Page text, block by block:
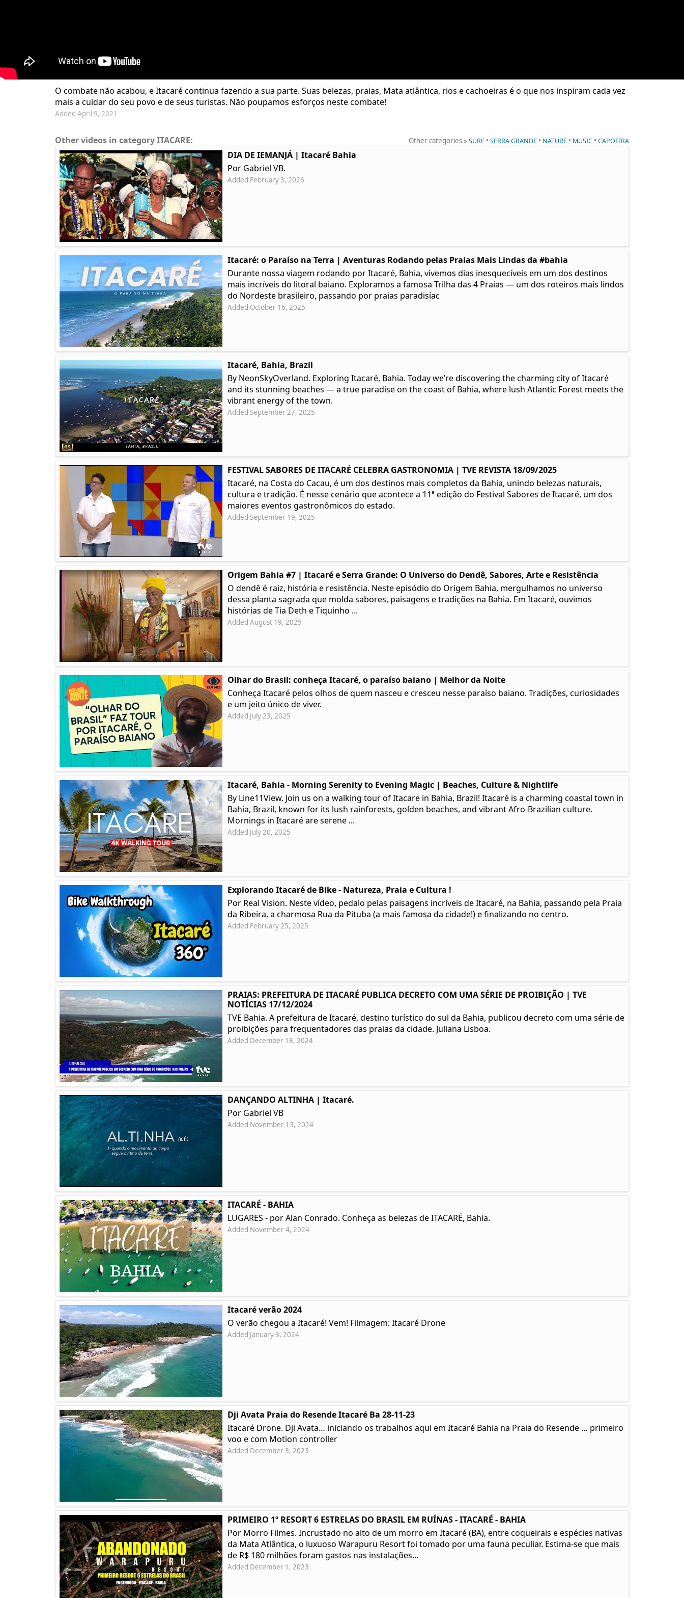
O combate não acabou, e Itacaré continua fazendo a sua parte. Suas belezas, praias, Mata atlântica, rios e cachoeiras é o que nos inspiram cada vez
mais a cuidar do seu povo e de seus turistas. Não poupamos esforços neste combate!
Added April 9, 2021
Other categories »SURF •SERRA GRANDE • NATURE • MUSIC •CAPOEIRA
Other videos in category ITACARE:
DIA DE IEMANJÁ | Itacaré Bahia
Por Gabriel VB.
Added February 3, 2026
Itacaré: o Paraíso na Terra | Aventuras Rodando pelas Praias Mais Lindas da #bahia
Durante nossa viagem rodando por Itacaré, Bahia, vivemos dias inesquecíveis em um dos destinos
mais incríveis do litoral baiano. Exploramos a famosa Trilha das 4 Praias — um dos roteiros mais lindos
do Nordeste brasileiro, passando por praias paradisíac
Added October 16, 2025
Itacaré, Bahia, Brazil
By NeonSkyOverland. Exploring Itacaré, Bahia. Today we’re discovering the charming city of Itacaré
and its stunning beaches — a true paradise on the coast of Bahia, where lush Atlantic Forest meets the
vibrant energy of the town.
Added September 27, 2025
FESTIVAL SABORES DE ITACARÉ CELEBRA GASTRONOMIA | TVE REVISTA 18/09/2025
Itacaré, na Costa do Cacau, é um dos destinos mais completos da Bahia, unindo belezas naturais,
cultura e tradição. É nesse cenário que acontece a 11ª edição do Festival Sabores de Itacaré, um dos
maiores eventos gastronômicos do estado.
Added September 19, 2025
Origem Bahia #7 | Itacaré e Serra Grande: O Universo do Dendê, Sabores, Arte e Resistência
O dendê é raiz, história e resistência. Neste episódio do Origem Bahia, mergulhamos no universo
dessa planta sagrada que molda sabores, paisagens e tradições na Bahia. Em Itacaré, ouvimos
histórias de Tia Deth e Tiquinho ...
Added August 19, 2025
Olhar do Brasil: conheça Itacaré, o paraíso baiano | Melhor da Noite
Conheça Itacaré pelos olhos de quem nasceu e cresceu nesse paraíso baiano. Tradições, curiosidades
e um jeito único de viver.
Added July 23, 2025
Itacaré, Bahia - Morning Serenity to Evening Magic | Beaches, Culture & Nightlife
By Line11View. Join us on a walking tour of Itacare in Bahia, Brazil! Itacaré is a charming coastal town in
Bahia, Brazil, known for its lush rainforests, golden beaches, and vibrant Afro-Brazilian culture.
Mornings in Itacaré are serene ...
Added July 20, 2025
Explorando Itacaré de Bike - Natureza, Praia e Cultura !
Por Real Vision. Neste vídeo, pedalo pelas paisagens incríveis de Itacaré, na Bahia, passando pela Praia
da Ribeira, a charmosa Rua da Pituba (a mais famosa da cidade!) e finalizando no centro.
Added February 25, 2025
PRAIAS: PREFEITURA DE ITACARÉ PUBLICA DECRETO COM UMA SÉRIE DE PROIBIÇÃO | TVE
NOTÍCIAS 17/12/2024
TVE Bahia. A prefeitura de Itacaré, destino turístico do sul da Bahia, publicou decreto com uma série de
proibições para frequentadores das praias da cidade. Juliana Lisboa.
Added December 18, 2024
DANÇANDO ALTINHA | Itacaré.
Por Gabriel VB
Added November 13, 2024
ITACARÉ - BAHIA
LUGARES - por Alan Conrado. Conheça as belezas de ITACARÉ, Bahia.
Added November 4, 2024
Itacaré verão 2024
O verão chegou a Itacaré! Vem! Filmagem: Itacaré Drone
Added January 3, 2024
Dji Avata Praia do Resende Itacaré Ba 28-11-23
Itacaré Drone. Dji Avata… iniciando os trabalhos aqui em Itacaré Bahia na Praia do Resende … primeiro
voo e com Motion controller
Added December 3, 2023
PRIMEIRO 1º RESORT 6 ESTRELAS DO BRASIL EM RUÍNAS - ITACARÉ - BAHIA
Por Morro Filmes. Incrustado no alto de um morro em Itacaré (BA), entre coqueirais e espécies nativas
da Mata Atlântica, o luxuoso Warapuru Resort foi tomado por uma fauna peculiar. Estima-se que mais
de R$ 180 milhões foram gastos nas instalações...
Added December 1, 2023